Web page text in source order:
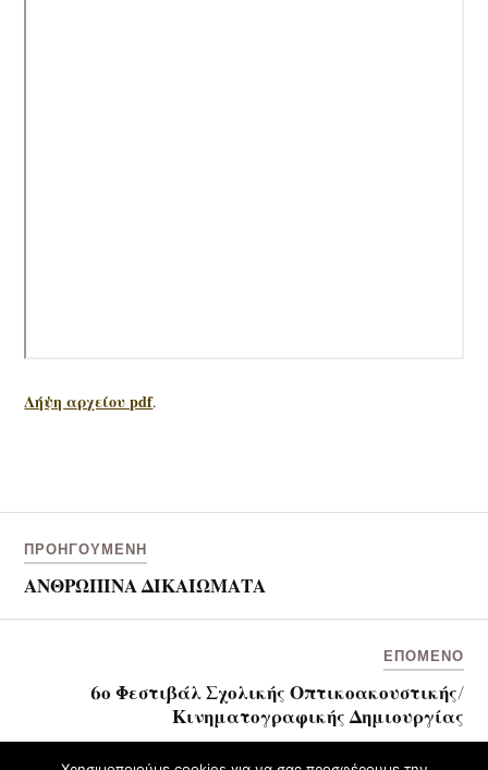
Λήψη αρχείου pdf.
ΠΡΟΗΓΟΎΜΕΝΗ
ΑΝΘΡΩΠΙΝΑ ΔΙΚΑΙΩΜΑΤΑ
ΕΠΌΜΕΝΟ
6ο Φεστιβάλ Σχολικής Οπτικοακουστικής/
Κινηματογραφικής Δημιουργίας